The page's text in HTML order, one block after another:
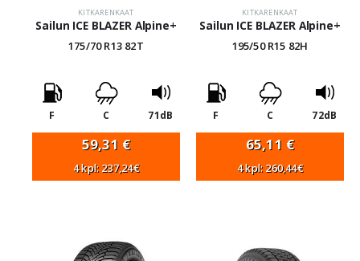
KITKARENKAAT
Sailun ICE BLAZER Alpine+
175/70 R13 82T
F C 71dB
59,31 €
4 kpl: 237,24€
KITKARENKAAT
Sailun ICE BLAZER Alpine+
195/50 R15 82H
F C 72dB
65,11 €
4 kpl: 260,44€